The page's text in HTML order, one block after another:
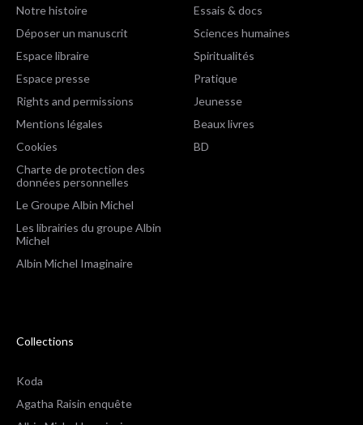
Notre histoire
Déposer un manuscrit
Espace libraire
Espace presse
Rights and permissions
Mentions légales
Cookies
Charte de protection des
données personnelles
Le Groupe Albin Michel
Les librairies du groupe Albin
Michel
Albin Michel Imaginaire
Essais & docs
Sciences humaines
Spiritualités
Pratique
Jeunesse
Beaux livres
BD
Collections
Koda
Agatha Raisin enquête